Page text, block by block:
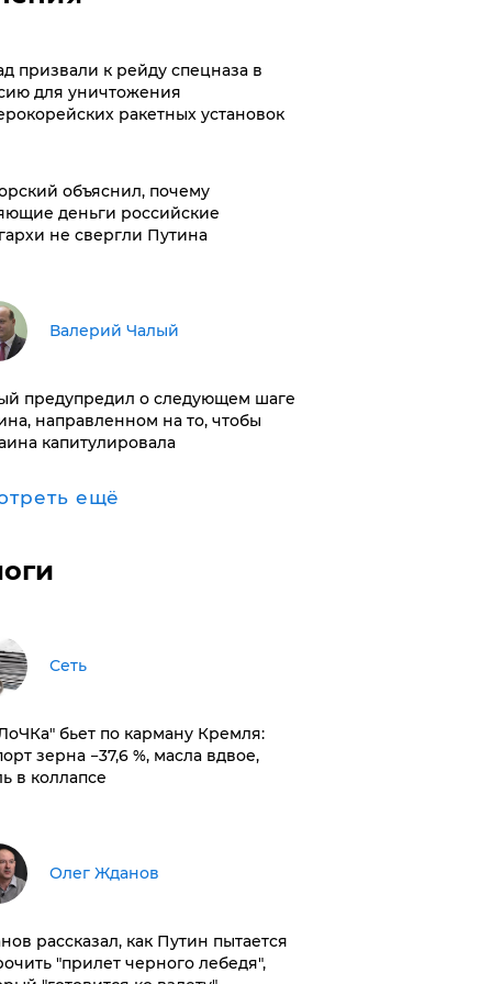
призвали к рейду спецназа в
для уничтожения
ракетных установок
объяснил, почему
деньги российские
не свергли Путина
Валерий Чалый
предупредил о следующем шаге
направленном на то, чтобы
капитулировала
ещё
Сеть
бьет по карману Кремля:
зерна −37,6 %, масла вдвое,
в коллапсе
Олег Жданов
рассказал, как Путин пытается
"прилет черного лебедя",